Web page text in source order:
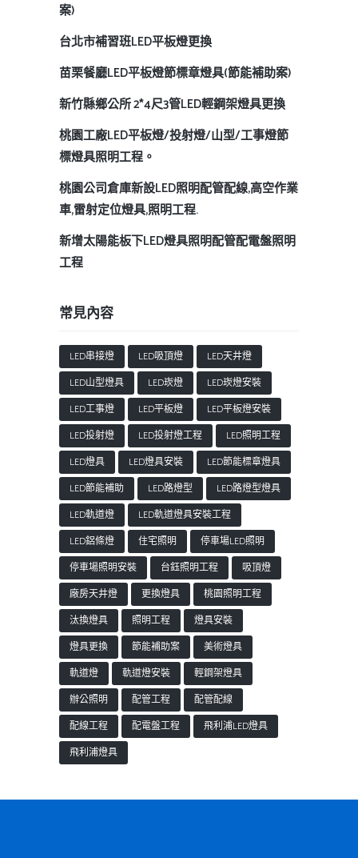
案)
台北市補習班LED平板燈更換
苗栗餐廳LED平板燈節標章燈具(節能補助案)
新竹縣鄉公所 2*4尺3管LED輕鋼架燈具更換
桃園工廠LED平板燈/投射燈/山型/工事燈節
標燈具照明工程。
桃園公司倉庫新設LED照明配管配線,高空作業
車,雷射定位燈具,照明工程.
新增太陽能板下LED燈具照明配管配電盤照明
工程
常見內容
LED串接燈 LED吸頂燈
LED天井燈
LED山型燈具
LED崁燈
LED崁燈安裝
LED工事燈
LED平板燈
LED平板燈安裝
LED投射燈
LED投射燈工程
LED照明工程
LED燈具
LED燈具安裝
LED節能標章燈具
LED節能補助
LED路燈型
LED路燈型燈具
LED軌道燈
LED軌道燈具安裝工程
LED鋁條燈
住宅照明
停車場LED照明
停車場照明安裝
台鈺照明工程
吸頂燈
廠房天井燈
更換燈具
桃園照明工程
汰換燈具
照明工程
燈具安裝
燈具更換
節能補助案
美術燈具
軌道燈
軌道燈安裝
輕鋼架燈具
辦公照明
配管工程
配管配線
配線工程
配電盤工程
飛利浦LED燈具
飛利浦燈具